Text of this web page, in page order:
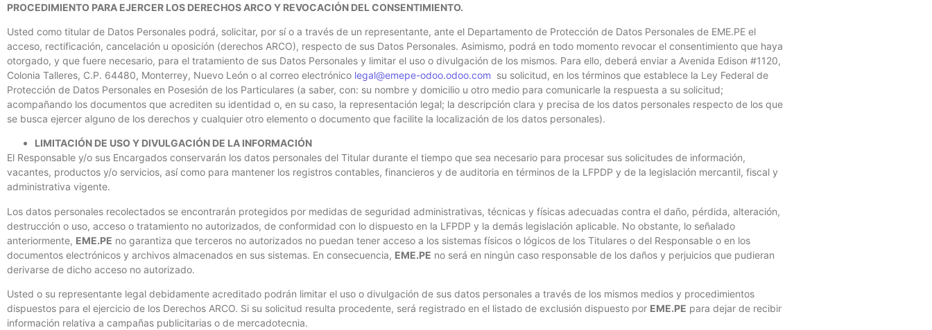
PROCEDIMIENTO PARA EJERCER LOS DERECHOS ARCO Y REVOCACIÓN DEL CONSENTIMIENTO.
Usted como titular de Datos Personales podrá, solicitar, por sí o a través de un representante, ante el Departamento de Protección de Datos Personales de EME.PE el
acceso, rectificación, cancelación u oposición (derechos ARCO), respecto de sus Datos Personales. Asimismo, podrá en todo momento revocar el consentimiento que haya
otorgado, y que fuere necesario, para el tratamiento de sus Datos Personales y limitar el uso o divulgación de los mismos. Para ello, deberá enviar a Avenida Edison #1120,
Colonia Talleres, C.P. 64480, Monterrey, Nuevo León o al correo electrónico legal@emepe-odoo.odoo.com su solicitud, en los términos que establece la Ley Federal de
Protección de Datos Personales en Posesión de los Particulares (a saber, con: su nombre y domicilio u otro medio para comunicarle la respuesta a su solicitud;
acompañando los documentos que acrediten su identidad o, en su caso, la representación legal; la descripción clara y precisa de los datos personales respecto de los que
se busca ejercer alguno de los derechos y cualquier otro elemento o documento que facilite la localización de los datos personales).
LIMITACIÓN DE USO Y DIVULGACIÓN DE LA INFORMACIÓN
El Responsable y/o sus Encargados conservarán los datos personales del Titular durante el tiempo que sea necesario para procesar sus solicitudes de información,
vacantes, productos y/o servicios, así como para mantener los registros contables, financieros y de auditoria en términos de la LFPDP y de la legislación mercantil, fiscal y
administrativa vigente.
Los datos personales recolectados se encontrarán protegidos por medidas de seguridad administrativas, técnicas y físicas adecuadas contra el daño, pérdida, alteración,
destrucción o uso, acceso o tratamiento no autorizados, de conformidad con lo dispuesto en la LFPDP y la demás legislación aplicable. No obstante, lo señalado
anteriormente, EME.PE no garantiza que terceros no autorizados no puedan tener acceso a los sistemas físicos o lógicos de los Titulares o del Responsable o en los
documentos electrónicos y archivos almacenados en sus sistemas. En consecuencia, EME.PE no será en ningún caso responsable de los daños y perjuicios que pudieran
derivarse de dicho acceso no autorizado.
Usted o su representante legal debidamente acreditado podrán limitar el uso o divulgación de sus datos personales a través de los mismos medios y procedimientos
dispuestos para el ejercicio de los Derechos ARCO. Si su solicitud resulta procedente, será registrado en el listado de exclusión dispuesto por EME.PE para dejar de recibir
información relativa a campañas publicitarias o de mercadotecnia.